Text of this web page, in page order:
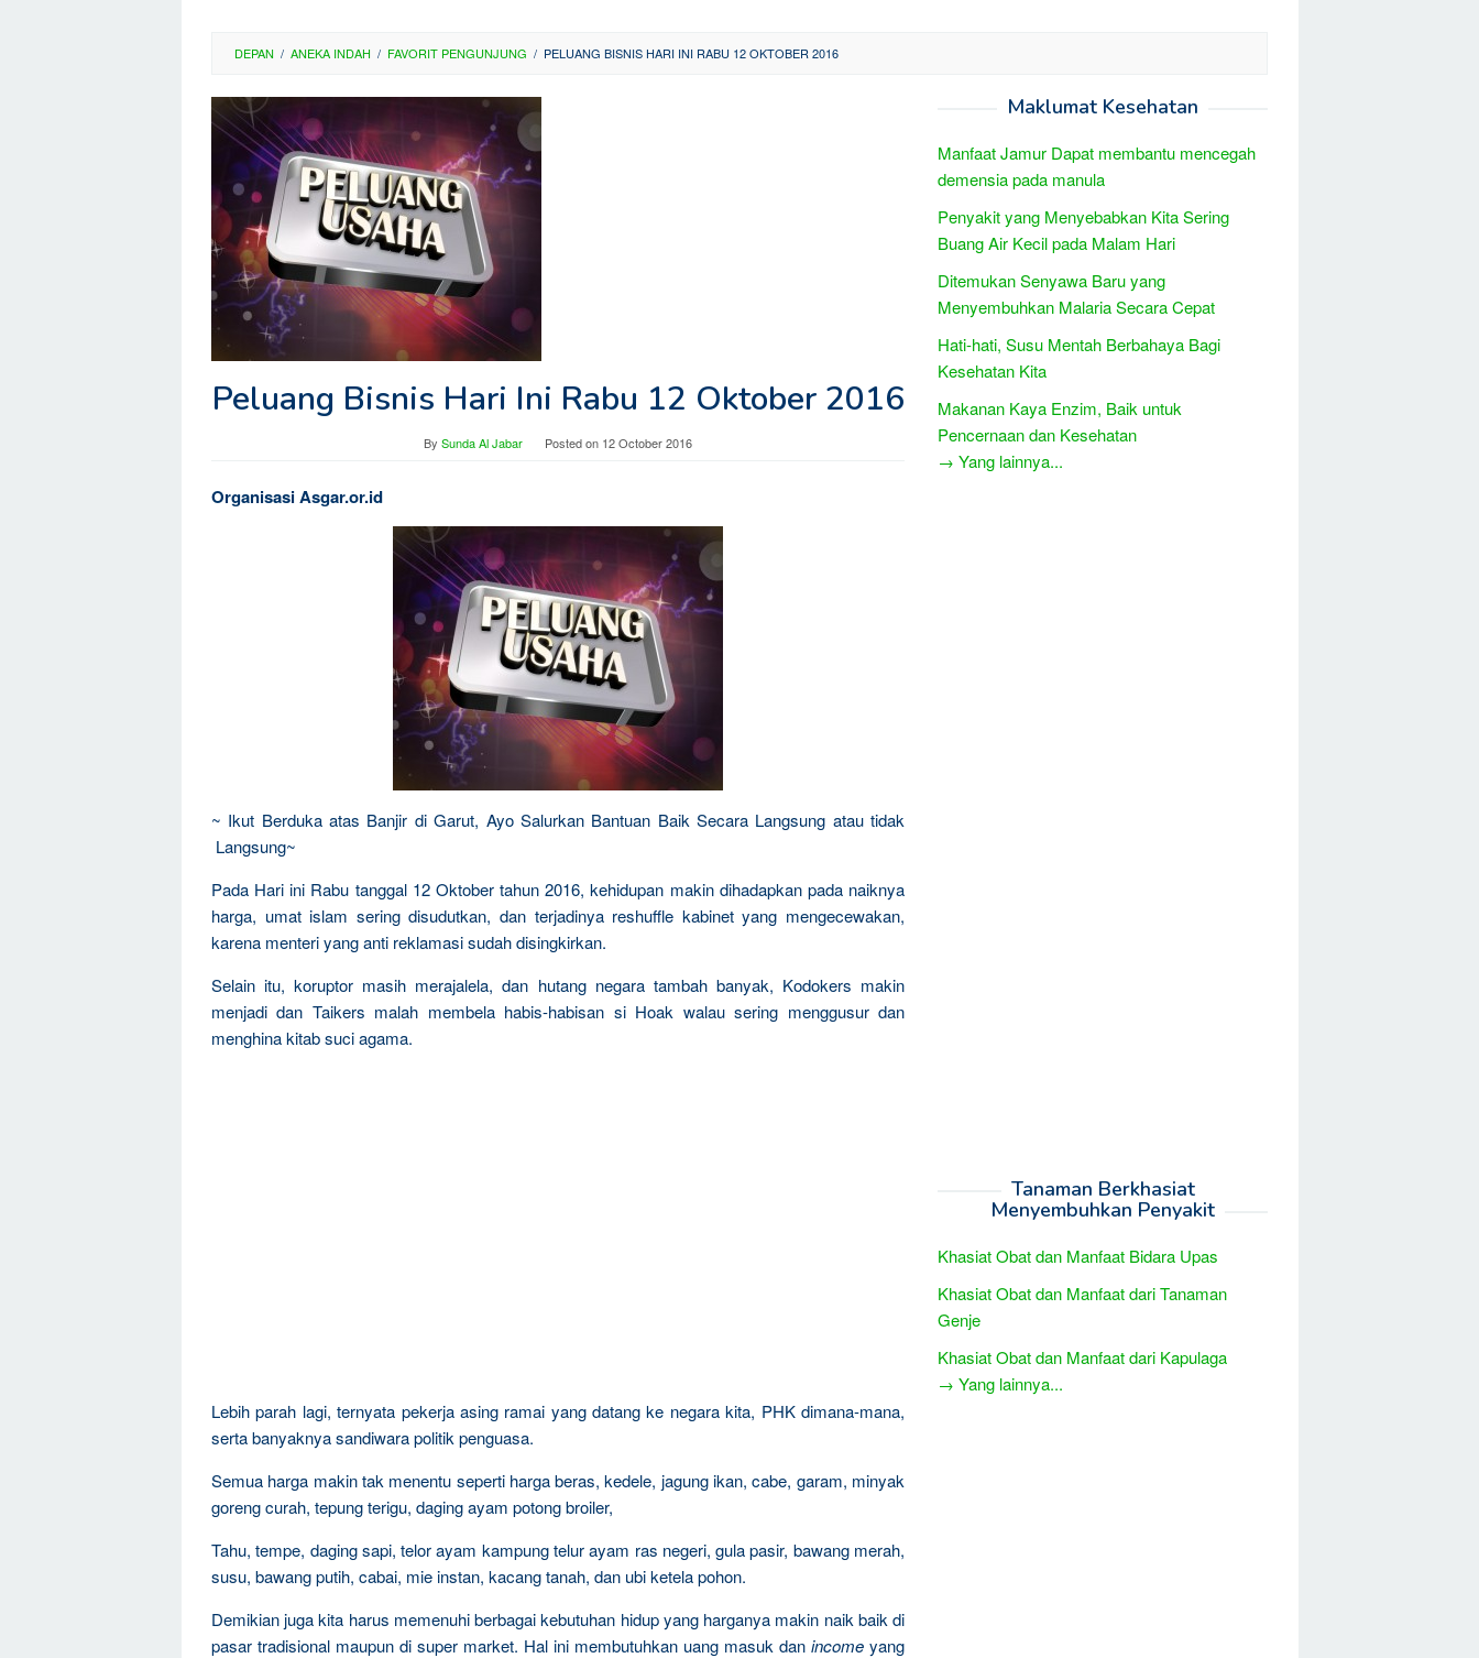
DEPAN / ANEKA INDAH / FAVORIT PENGUNJUNG / PELUANG BISNIS HARI INI RABU 12 OKTOBER 2016
Peluang Bisnis Hari Ini Rabu 12 Oktober 2016
By Sunda Al Jabar Posted on 12 October 2016
Organisasi Asgar.or.id
~ Ikut Berduka atas Banjir di Garut, Ayo Salurkan Bantuan Baik Secara Langsung atau tidak
Langsung~
Pada Hari ini Rabu tanggal 12 Oktober tahun 2016, kehidupan makin dihadapkan pada naiknya
harga, umat islam sering disudutkan, dan terjadinya reshuffle kabinet yang mengecewakan,
karena menteri yang anti reklamasi sudah disingkirkan.
Selain itu, koruptor masih merajalela, dan hutang negara tambah banyak, Kodokers makin
menjadi dan Taikers malah membela habis-habisan si Hoak walau sering menggusur dan
menghina kitab suci agama.
Lebih parah lagi, ternyata pekerja asing ramai yang datang ke negara kita, PHK dimana-mana,
serta banyaknya sandiwara politik penguasa.
Semua harga makin tak menentu seperti harga beras, kedele, jagung ikan, cabe, garam, minyak
goreng curah, tepung terigu, daging ayam potong broiler,
Tahu, tempe, daging sapi, telor ayam kampung telur ayam ras negeri, gula pasir, bawang merah,
susu, bawang putih, cabai, mie instan, kacang tanah, dan ubi ketela pohon.
Demikian juga kita harus memenuhi berbagai kebutuhan hidup yang harganya makin naik baik di
pasar tradisional maupun di super market. Hal ini membutuhkan uang masuk dan income yang
Maklumat Kesehatan
Manfaat Jamur Dapat membantu mencegah
demensia pada manula
Penyakit yang Menyebabkan Kita Sering
Buang Air Kecil pada Malam Hari
Ditemukan Senyawa Baru yang
Menyembuhkan Malaria Secara Cepat
Hati-hati, Susu Mentah Berbahaya Bagi
Kesehatan Kita
Makanan Kaya Enzim, Baik untuk
Pencernaan dan Kesehatan
→ Yang lainnya...
Tanaman Berkhasiat
Menyembuhkan Penyakit
Khasiat Obat dan Manfaat Bidara Upas
Khasiat Obat dan Manfaat dari Tanaman
Genje
Khasiat Obat dan Manfaat dari Kapulaga
→ Yang lainnya...